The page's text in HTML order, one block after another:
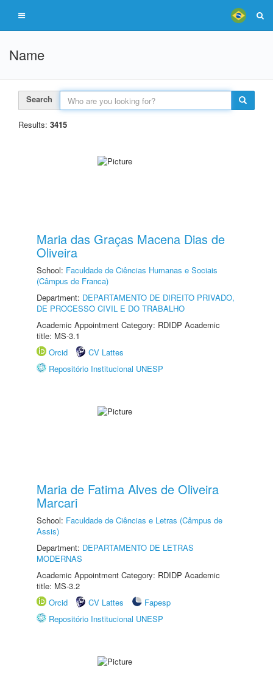
Name
Search
Results: 3415
Maria das Graças Macena Dias de
Oliveira
School: Faculdade de Ciências Humanas e Sociais
(Câmpus de Franca)
Department: DEPARTAMENTO DE DIREITO PRIVADO,
DE PROCESSO CIVIL E DO TRABALHO
Academic Appointment Category: RDIDP Academic
title: MS-3.1
Orcid
CV Lattes
Repositório Institucional UNESP
Maria de Fatima Alves de Oliveira
Marcari
School: Faculdade de Ciências e Letras (Câmpus de
Assis)
Department: DEPARTAMENTO DE LETRAS
MODERNAS
Academic Appointment Category: RDIDP Academic
title: MS-3.2
Orcid
CV Lattes
Fapesp
Repositório Institucional UNESP